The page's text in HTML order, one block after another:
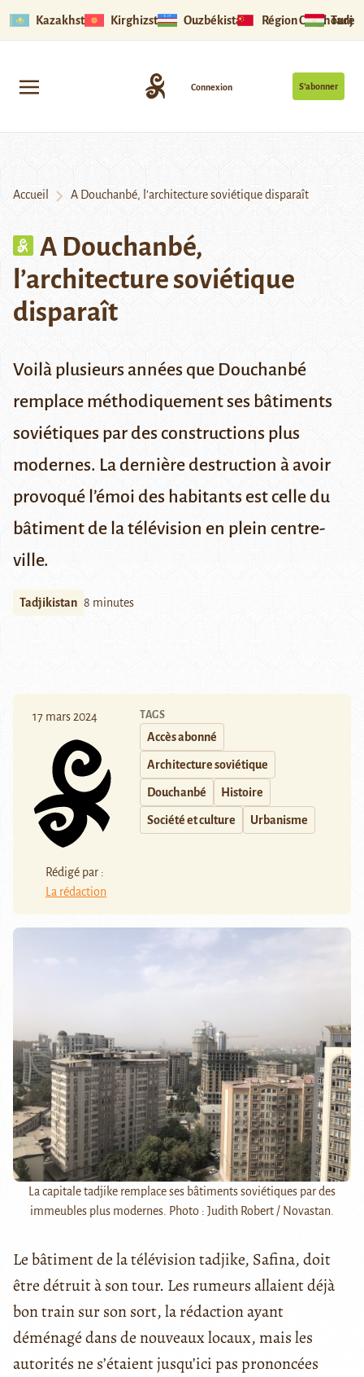
Kazakhstan Kirghizstan Ouzbékistan Région Ouïghoure
S’abonner
Connexion
Accueil A Douchanbé, l’architecture soviétique disparaît
A Douchanbé,
l’architecture soviétique
disparaît
Voilà plusieurs années que Douchanbé
remplace méthodiquement ses bâtiments
soviétiques par des constructions plus
modernes. La dernière destruction à avoir
provoqué l’émoi des habitants est celle du
bâtiment de la télévision en plein centre-
ville.
Tadjikistan 8 minutes
17 mars 2024
Rédigé par :
La rédaction
TAGS
Accès abonné
Architecture soviétique
Douchanbé Histoire
Société et culture Urbanisme
La capitale tadjike remplace ses bâtiments soviétiques par des
immeubles plus modernes. Photo : Judith Robert / Novastan.
Le bâtiment de la télévision tadjike, Safina, doit
être détruit à son tour. Les rumeurs allaient déjà
bon train sur son sort, la rédaction ayant
déménagé dans de nouveaux locaux, mais les
autorités ne s’étaient jusqu’ici pas prononcées